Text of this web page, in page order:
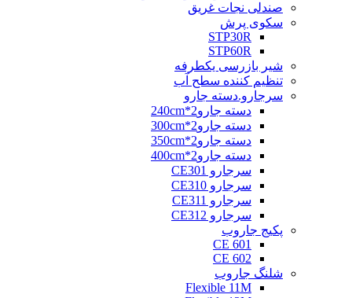
صندلی نجات غریق
سکوی پرش
STP30R
STP60R
شیر بازرسی یکطرفه
تنظیم کننده سطح آب
سرجارو.دسته جارو
دسته جارو2*240cm
دسته جارو2*300cm
دسته جارو2*350cm
دسته جارو2*400cm
سرجارو CE301
سرجارو CE310
سرجارو CE311
سرجارو CE312
پکیج جاروب
CE 601
CE 602
شلنگ جاروب
Flexible 11M